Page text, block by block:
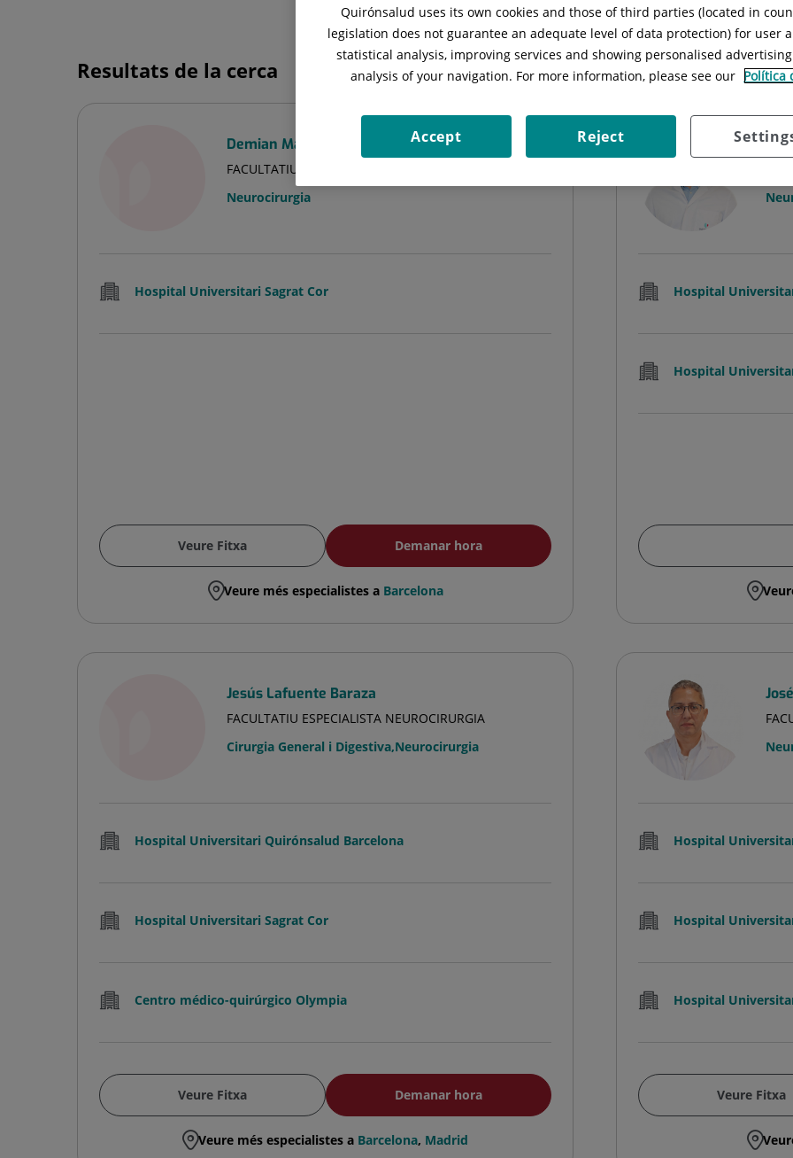
Cercar
Resultats de la cerca
Demian Manzano-Lopez González
FACULTATIU ESPECIALISTA NEUROCIRURGIA
Neurocirurgia
Hospital Universitari Sagrat Cor
Veure Fitxa Demanar hora
Veure més especialistes a Barcelona
Hospital
Hospital
Jesús Lafuente Baraza
FACULTATIU ESPECIALISTA NEUROCIRURGIA
Cirurgia General i Digestiva,Neurocirurgia
Hospital Universitari Quirónsalud Barcelona
Hospital Universitari Sagrat Cor
Centro médico-quirúrgico Olympia
Veure Fitxa Demanar hora
Veure més especialistes a Barcelona, Madrid
Hospital
Hospital
Hospital
Veure Fitxa
Quirónsalud uses its own cookies and those of third parties (located in
legislation does not guarantee an adequate level of data protection) for user
statistical analysis, improving services and showing personalised
analysis of your navigation. For more information, please see our Política
Reject
Accept